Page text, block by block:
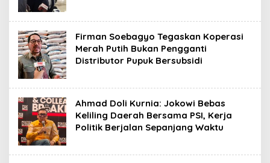
Firman Soebagyo Tegaskan Koperasi
Merah Putih Bukan Pengganti
Distributor Pupuk Bersubsidi
Ahmad Doli Kurnia: Jokowi Bebas
Keliling Daerah Bersama PSI, Kerja
Politik Berjalan Sepanjang Waktu